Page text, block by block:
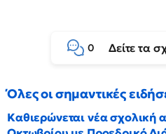
0 Δείτε τα
Όλες οι σημαντικές
Καθιερώνεται νέα σχολική